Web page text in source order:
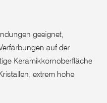
geeignet,
auf der
Keramikkornoberfläche
extrem hohe